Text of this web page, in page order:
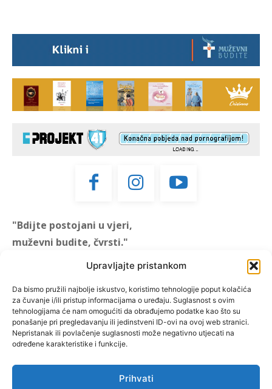
Upravljajte pristankom
Da bismo pružili najbolje iskustvo, koristimo tehnologije poput kolačića
za čuvanje i/ili pristup informacijama o uređaju. Suglasnost s ovim
tehnologijama će nam omogućiti da obrađujemo podatke kao što su
ponašanje pri pregledavanju ili jedinstveni ID-ovi na ovoj web stranici.
Nepristanak ili povlačenje suglasnosti može negativno utjecati na
određene karakteristike i funkcije.
Prihvati
"Bdijte postojani u vjeri,
muževni budite, čvrsti."
"Muževni budite" prvi je
hrvatski portal za katoličke
muškarce koji pokušava
reafirmirati u današnje
vrijeme itekako narušen
biblijski koncept muževnosti,
koji pokušavamo osvijetliti iz